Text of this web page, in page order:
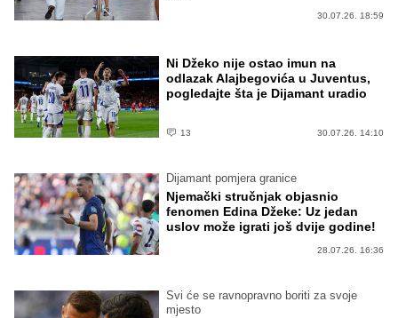
30.07.26. 18:59
Ni Džeko nije ostao imun na
odlazak Alajbegovića u Juventus,
pogledajte šta je Dijamant uradio
13 30.07.26. 14:10
Dijamant pomjera granice
Njemački stručnjak objasnio
fenomen Edina Džeke: Uz jedan
uslov može igrati još dvije godine!
28.07.26. 16:36
Svi će se ravnopravno boriti za svoje
mjesto